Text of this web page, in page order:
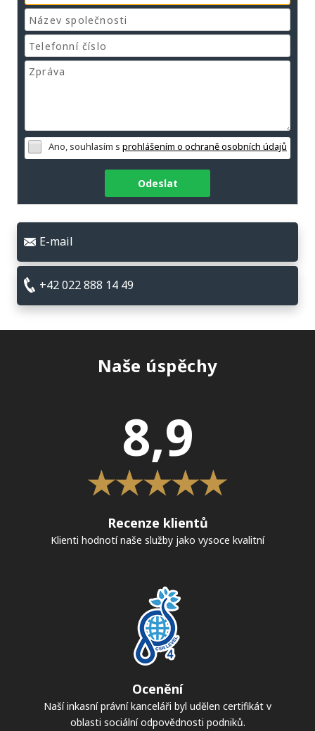
Ano, souhlasím s prohlášením o ochraně osobních údajů
Odeslat
E-mail
+42 022 888 14 49
Naše úspěchy
8,9
Recenze klientů
Klienti hodnotí naše služby jako vysoce kvalitní
Ocenění
Naší inkasní právní kanceláři byl udělen certifikát v
oblasti sociální odpovědnosti podniků.